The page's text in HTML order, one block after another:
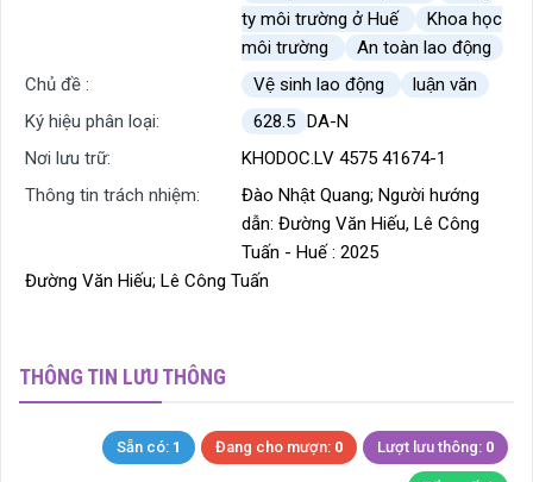
ty môi trường ở Huế
Khoa học
môi trường
An toàn lao động
Chủ đề :
Vệ sinh lao động
luận văn
Ký hiệu phân loại:
628.5 DA-N
Nơi lưu trữ:
KHODOC.LV 4575 41674-1
Thông tin trách nhiệm:
Đào Nhật Quang; Người hướng
dẫn: Đường Văn Hiếu, Lê Công
Tuấn - Huế : 2025
Đường Văn Hiếu; Lê Công Tuấn
THÔNG TIN LƯU THÔNG
Lượt lưu thông: 0
Đang cho mượn: 0
Sẵn có: 1